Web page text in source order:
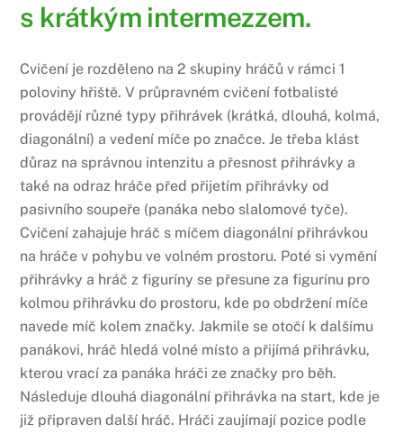
s krátkým intermezzem.
Cvičení je rozděleno na 2 skupiny hráčů v rámci 1
poloviny hřiště. V průpravném cvičení fotbalisté
provádějí různé typy přihrávek (krátká, dlouhá, kolmá,
diagonální) a vedení míče po značce. Je třeba klást
důraz na správnou intenzitu a přesnost přihrávky a
také na odraz hráče před přijetím přihrávky od
pasivního soupeře (panáka nebo slalomové tyče).
Cvičení zahajuje hráč s míčem diagonální přihrávkou
na hráče v pohybu ve volném prostoru. Poté si vymění
přihrávky a hráč z figuríny se přesune za figurínu pro
kolmou přihrávku do prostoru, kde po obdržení míče
navede míč kolem značky. Jakmile se otočí k dalšímu
panákovi, hráč hledá volné místo a přijímá přihrávku,
kterou vrací za panáka hráči ze značky pro běh.
Následuje dlouhá diagonální přihrávka na start, kde je
již připraven další hráč. Hráči zaujímají pozice podle